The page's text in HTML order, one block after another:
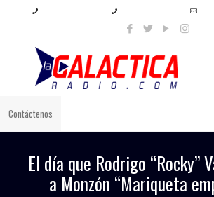
Contáctenos
El día que Rodrigo “Rocky”
a Monzón “Mariqueta